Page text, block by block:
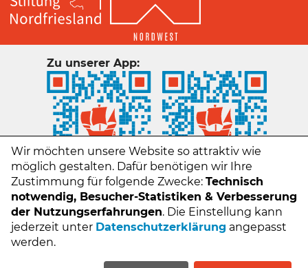
Kontakt
Zu unserer App:
Wir möchten unsere Website so attraktiv wie
möglich gestalten. Dafür benötigen wir Ihre
Zustimmung für folgende Zwecke: Technisch
notwendig, Besucher-Statistiken & Verbesserung
der Nutzungserfahrungen. Die Einstellung kann
jederzeit unter Datenschutzerklärung angepasst
werden.